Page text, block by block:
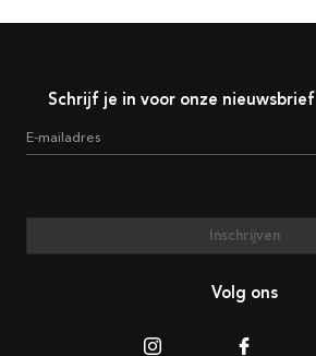
Schrijf je in voor onze nieuwsbrief
E-mailadres
Inschrijven
Volg ons